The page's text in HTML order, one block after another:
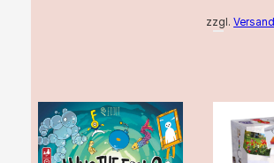
zzgl.Versand